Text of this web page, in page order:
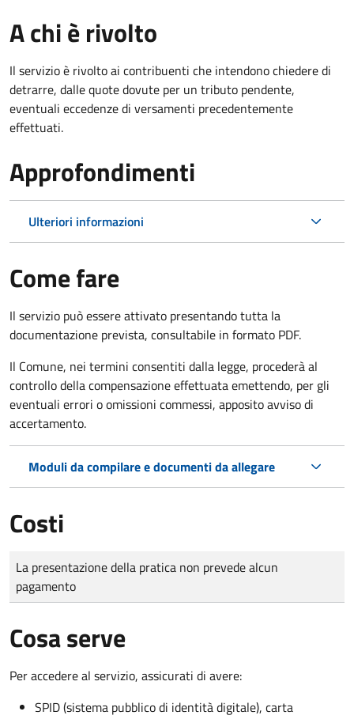
A chi è rivolto
Il servizio è rivolto ai contribuenti che intendono chiedere di
detrarre, dalle quote dovute per un tributo pendente,
eventuali eccedenze di versamenti precedentemente
effettuati.
Approfondimenti
Ulteriori informazioni
Come fare
Il servizio può essere attivato presentando tutta la
documentazione prevista, consultabile in formato PDF.
Il Comune, nei termini consentiti dalla legge, procederà al
controllo della compensazione effettuata emettendo, per gli
eventuali errori o omissioni commessi, apposito avviso di
accertamento.
Moduli da compilare e documenti da allegare
Costi
Tipo di pagamento
Importo
La presentazione della pratica non prevede alcun
pagamento
Cosa serve
Per accedere al servizio, assicurati di avere:
SPID (sistema pubblico di identità digitale), carta